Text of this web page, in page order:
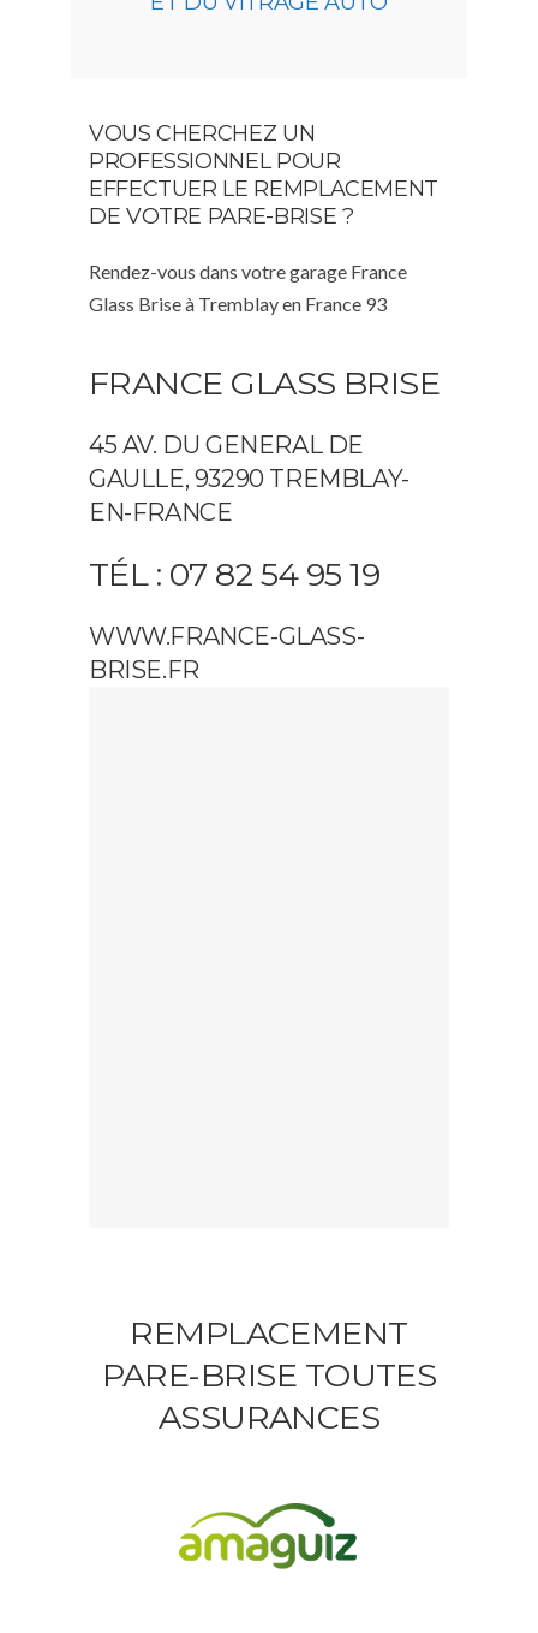
VOUS CHERCHEZ UN
PROFESSIONNEL POUR
EFFECTUER LE REMPLACEMENT
DE VOTRE PARE-BRISE ?
Rendez-vous dans votre garage France
Glass Brise à Tremblay en France 93
FRANCE GLASS BRISE
45 AV. DU GENERAL DE
GAULLE, 93290 TREMBLAY-
EN-FRANCE
TÉL : 07 82 54 95 19
WWW.FRANCE-GLASS-
BRISE.FR
REMPLACEMENT
PARE-BRISE TOUTES
ASSURANCES